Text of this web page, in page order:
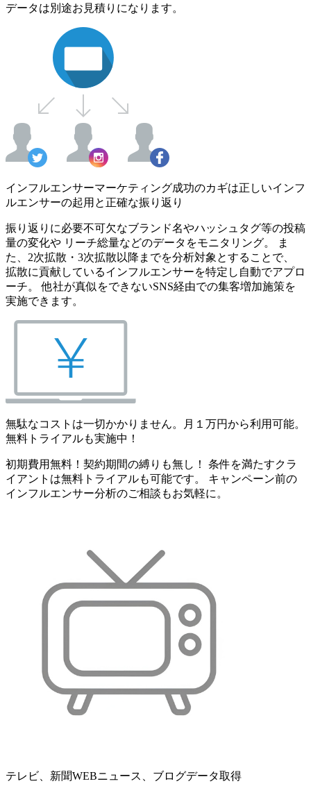
データは別途お見積りになります。
インフルエンサーマーケティング成功のカギは正しいインフ
ルエンサーの起用と正確な振り返り
振り返りに必要不可欠なブランド名やハッシュタグ等の投稿
量の変化や リーチ総量などのデータをモニタリング。 ま
た、2次拡散・3次拡散以降までを分析対象とすることで、
拡散に貢献しているインフルエンサーを特定し自動でアプロ
ーチ。 他社が真似をできないSNS経由での集客増加施策を
実施できます。
無駄なコストは一切かかりません。月１万円から利用可能。
無料トライアルも実施中！
初期費用無料！契約期間の縛りも無し！ 条件を満たすクラ
イアントは無料トライアルも可能です。 キャンペーン前の
インフルエンサー分析のご相談もお気軽に。
テレビ、新聞WEBニュース、ブログデータ取得